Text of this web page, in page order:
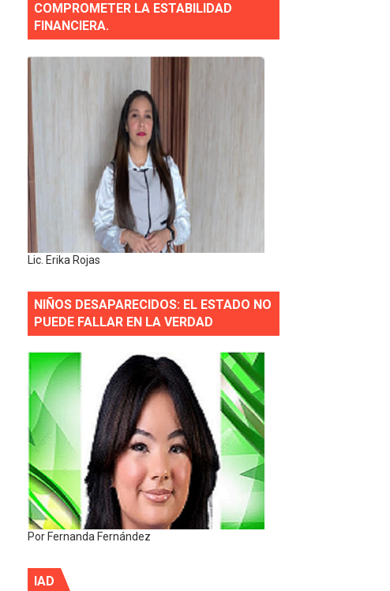
y Ejército RD
de Justicia.
COMPROMETER LA ESTABILIDAD
FINANCIERA.
Lic. Erika Rojas
NIÑOS DESAPARECIDOS: EL ESTADO NO
PUEDE FALLAR EN LA VERDAD
Por Fernanda Fernández
IAD